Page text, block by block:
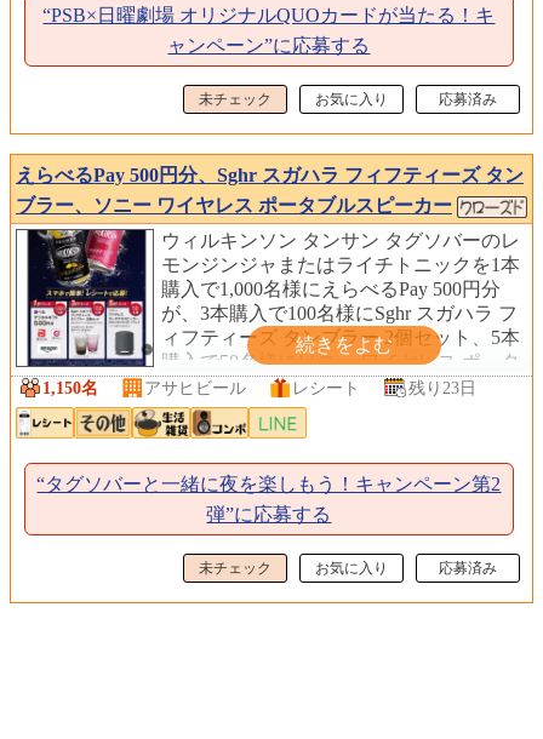
“PSB×日曜劇場 オリジナルQUOカードが当たる！キ
ャンペーン”に応募する
未チェック お気に入り 応募済み
えらべるPay 500円分、Sghr スガハラ フィフティーズ タン
ブラー、ソニー ワイヤレス ポータブルスピーカー
ウィルキンソン タンサン タグソバーのレ
モンジンジャまたはライチトニックを1本
購入で1,000名様にえらべるPay 500円分
が、3本購入で100名様にSghr スガハラ フ
ィフティーズ タンブラー 2個セット、5本
購入で50名様にソニー ワイヤレス ポータ
ブルスピーカー(SRS-XB100)が当たりま
す！
1,150名 アサヒビール レシート 残り23日
“タグソバーと一緒に夜を楽しもう！キャンペーン第2
弾”に応募する
未チェック お気に入り 応募済み